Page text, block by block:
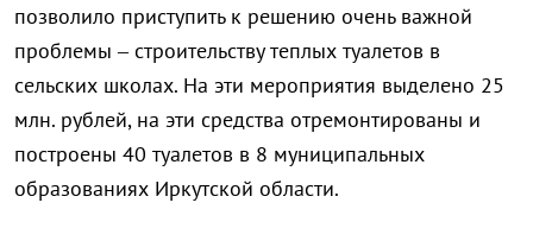
позволило приступить к решению очень важной
проблемы – строительству теплых туалетов в
сельских школах. На эти мероприятия выделено 25
млн. рублей, на эти средства отремонтированы и
построены 40 туалетов в 8 муниципальных
образованиях Иркутской области.